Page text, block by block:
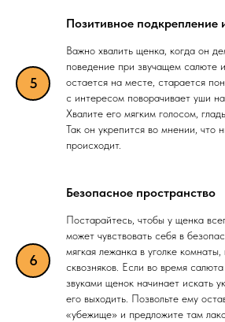
Позитивное подкрепление
Важно хвалить щенка, когда он
поведение при звучащем салюте
остается на месте, старается
с интересом поворачивает уши
Хвалите его мягким голосом,
Так он укрепится во мнении, что
происходит.
Безопасное пространство
Постарайтесь, чтобы у щенка
может чувствовать себя в
мягкая лежанка в уголке комнаты,
сквозняков. Если во время
звуками щенок начинает искать
его выходить. Позвольте ему
«убежище» и предложите там